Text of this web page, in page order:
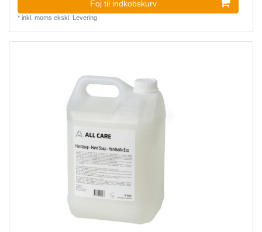
Foj til indkobskurv
* inkl. moms ekskl. Levering